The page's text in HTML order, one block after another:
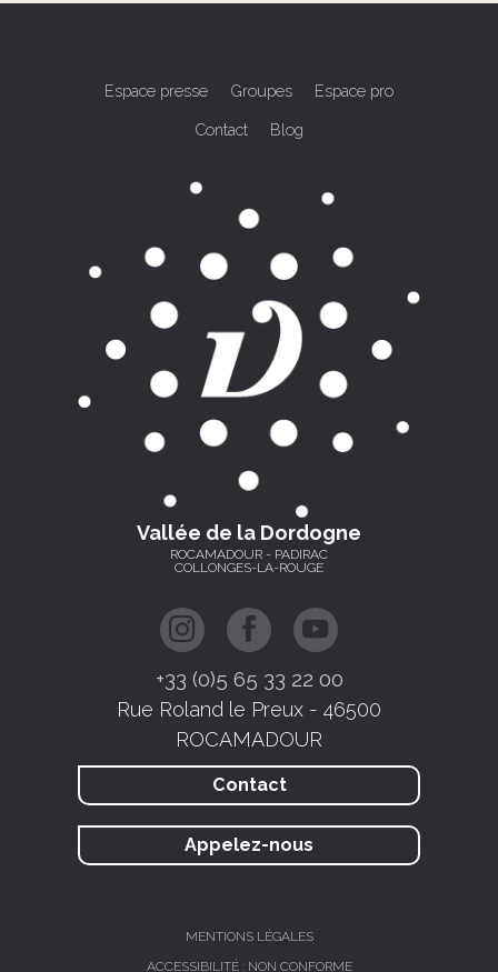
Espace presse Groupes Espace pro
Contact Blog
Vallée de la Dordogne
ROCAMADOUR - PADIRAC
COLLONGES-LA-ROUGE
+33 (0)5 65 33 22 00
Rue Roland le Preux - 46500
ROCAMADOUR
Contact
Appelez-nous
MENTIONS LÉGALES
ACCESSIBILITÉ : NON CONFORME